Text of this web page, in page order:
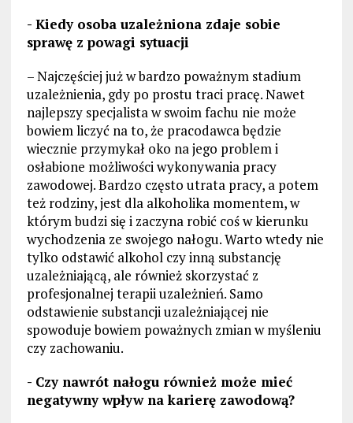
- Kiedy osoba uzależniona zdaje sobie
sprawę z powagi sytuacji
– Najczęściej już w bardzo poważnym stadium
uzależnienia, gdy po prostu traci pracę. Nawet
najlepszy specjalista w swoim fachu nie może
bowiem liczyć na to, że pracodawca będzie
wiecznie przymykał oko na jego problem i
osłabione możliwości wykonywania pracy
zawodowej. Bardzo często utrata pracy, a potem
też rodziny, jest dla alkoholika momentem, w
którym budzi się i zaczyna robić coś w kierunku
wychodzenia ze swojego nałogu. Warto wtedy nie
tylko odstawić alkohol czy inną substancję
uzależniającą, ale również skorzystać z
profesjonalnej terapii uzależnień. Samo
odstawienie substancji uzależniającej nie
spowoduje bowiem poważnych zmian w myśleniu
czy zachowaniu.
- Czy nawrót nałogu również może mieć
negatywny wpływ na karierę zawodową?